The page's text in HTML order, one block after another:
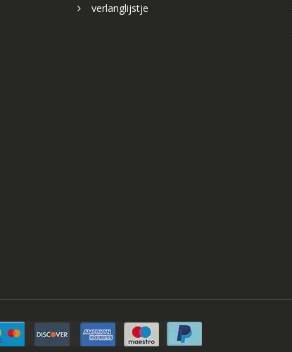
verlanglijstje